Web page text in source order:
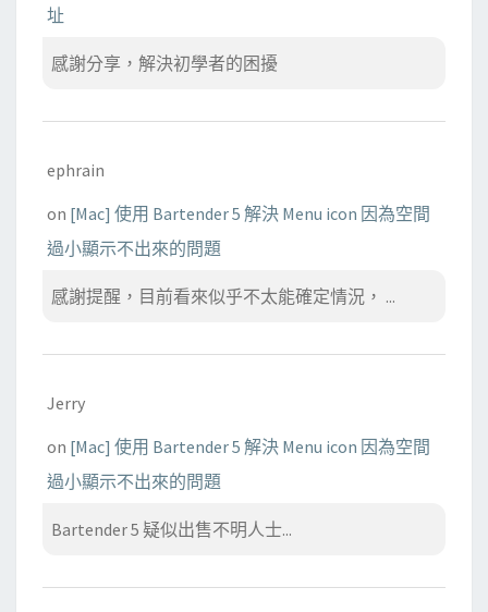
址
感謝分享，解決初學者的困擾
ephrain
on [Mac] 使用 Bartender 5 解決 Menu icon 因為空間
過小顯示不出來的問題
感謝提醒，目前看來似乎不太能確定情況， ...
Jerry
on [Mac] 使用 Bartender 5 解決 Menu icon 因為空間
過小顯示不出來的問題
Bartender 5 疑似出售不明人士...